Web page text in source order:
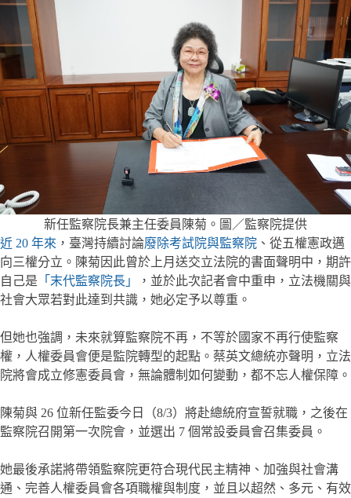
新任監察院長兼主任委員陳菊。圖／監察院提供
近 20 年來 ，臺灣持續討論廢除考試院與監察院 、從五權憲政邁
向三權分立。陳菊因此曾於上月送交立法院的書面聲明中，期許
自己是 「末代監察院長」
，並於此次記者會中重申，立法機關與
社會大眾若對此達到共識，她必定予以尊重。
但她也強調，未來就算監察院不再，不等於國家不再行使監察
權，人權委員會便是監院轉型的起點。蔡英文總統亦聲明，立法
院將會成立修憲委員會，無論體制如何變動，都不忘人權保障。
陳菊與 26 位新任監委今日（8/3）將赴總統府宣誓就職，之後在
監察院召開第一次院會，並選出 7 個常設委員會召集委員。
她最後承諾將帶領監察院更符合現代民主精神、加強與社會溝
通、完善人權委員會各項職權與制度，並且以超然、多元、有效